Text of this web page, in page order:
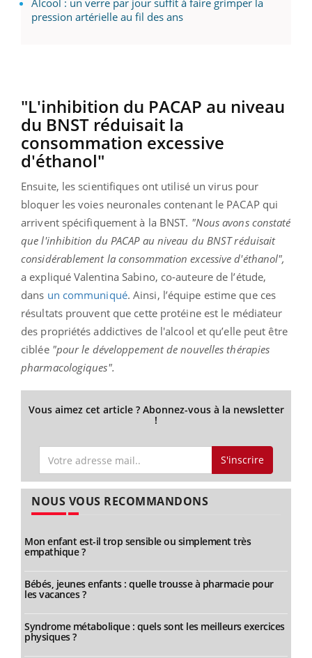
pression artérielle au fil des ans
"L'inhibition du PACAP au niveau
du BNST réduisait la
consommation excessive
d'éthanol"
Ensuite, les scientifiques ont utilisé un virus pour
bloquer les voies neuronales contenant le PACAP qui
arrivent spécifiquement à la BNST. "Nous avons constaté
que l'inhibition du PACAP au niveau du BNST réduisait
considérablement la consommation excessive d'éthanol",
a expliqué Valentina Sabino, co-auteure de l’étude,
dans un communiqué. Ainsi, l’équipe estime que ces
résultats prouvent que cette protéine est le médiateur
des propriétés addictives de l'alcool et qu’elle peut être
ciblée "pour le développement de nouvelles thérapies
pharmacologiques".
Vous aimez cet article ? Abonnez-vous à la newsletter
!
S'inscrire
NOUS VOUS RECOMMANDONS
Mon enfant est-il trop sensible ou simplement très
empathique ?
Bébés, jeunes enfants : quelle trousse à pharmacie pour
les vacances ?
Syndrome métabolique : quels sont les meilleurs exercices
physiques ?